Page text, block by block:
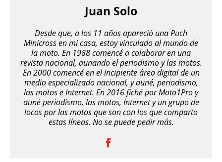
Juan Solo
Desde que, a los 11 años apareció una Puch
Minicross en mi casa, estoy vinculado al mundo de
la moto. En 1988 comencé a colaborar en una
revista nacional, aunando el periodismo y las motos.
En 2000 comencé en el incipiente área digital de un
medio especializado nacional, y auné, periodismo,
las motos e Internet. En 2016 fiché por Moto1Pro y
auné periodismo, las motos, Internet y un grupo de
locos por las motos que son con los que comparto
estas líneas. No se puede pedir más.